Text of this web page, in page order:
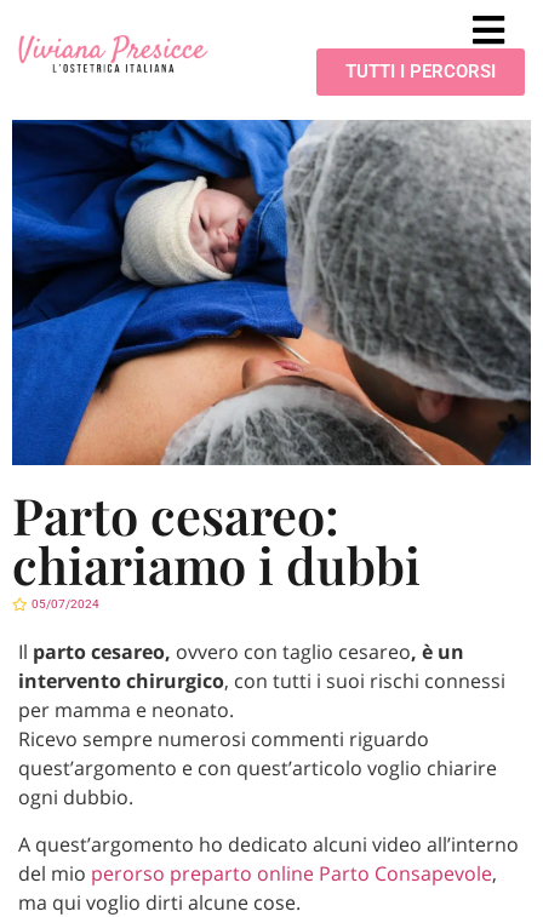
TUTTI I PERCORSI
Parto cesareo:
chiariamo i dubbi
05/07/2024
Il parto cesareo, ovvero con taglio cesareo, è un
intervento chirurgico, con tutti i suoi rischi connessi
per mamma e neonato.
Ricevo sempre numerosi commenti riguardo
quest’argomento e con quest’articolo voglio chiarire
ogni dubbio.
A quest’argomento ho dedicato alcuni video all’interno
del mio perorso preparto online Parto Consapevole,
ma qui voglio dirti alcune cose.